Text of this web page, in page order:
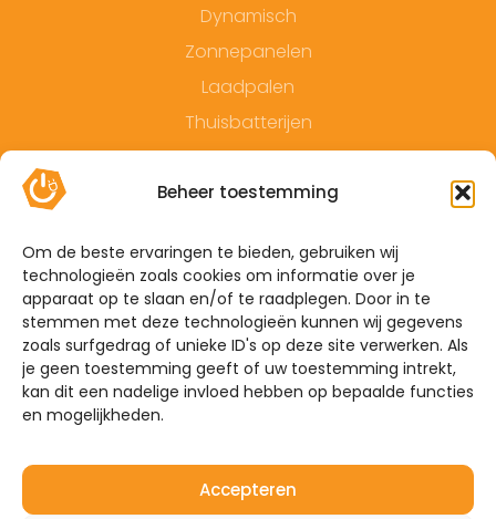
Beheer toestemming
Om de beste ervaringen te bieden, gebruiken wij
technologieën zoals cookies om informatie over je
apparaat op te slaan en/of te raadplegen. Door in te
stemmen met deze technologieën kunnen wij gegevens
zoals surfgedrag of unieke ID's op deze site verwerken. Als
je geen toestemming geeft of uw toestemming intrekt,
kan dit een nadelige invloed hebben op bepaalde functies
en mogelijkheden.
Accepteren
Dynamisch
Zonnepanelen
Laadpalen
Thuisbatterijen
Contact
Algemene voorwaarden
Privacyverklaring
Sitemap
De Hoefkens 1 5707 AZ Helmond
Westelijke Havendijk 17E 4703 RA Roosendaal
0492-350309
info@mijnenergiebrabant.nl